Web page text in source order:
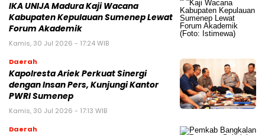
IKA UNIJA Madura Kaji Wacana
Kabupaten Kepulauan Sumenep Lewat
Forum Akademik
Kamis, 30 Jul 2026 - 17:24 WIB
Daerah
Kapolresta Ariek Perkuat Sinergi
dengan Insan Pers, Kunjungi Kantor
PWRI Sumenep
Kamis, 30 Jul 2026 - 17:13 WIB
Daerah